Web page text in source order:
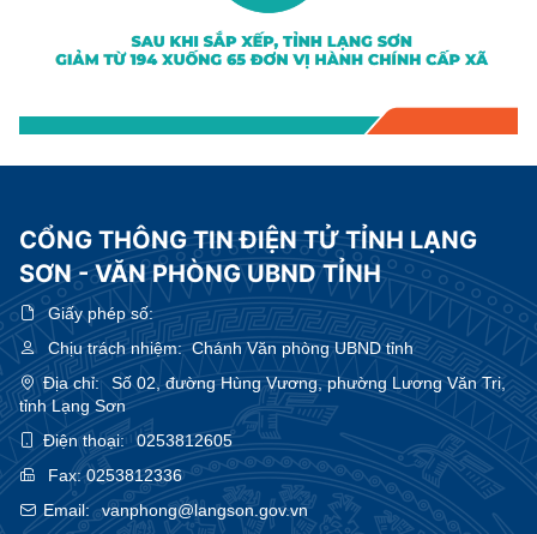
CỔNG THÔNG TIN ĐIỆN TỬ TỈNH LẠNG
SƠN - VĂN PHÒNG UBND TỈNH
Giấy phép số:
Chịu trách nhiệm:Chánh Văn phòng UBND tỉnh
Địa chỉ:
Số 02, đường Hùng Vương, phường Lương Văn Tri,
tỉnh Lạng Sơn
Điện thoại:
0253812605
Fax:0253812336
Email:
vanphong@langson.gov.vn